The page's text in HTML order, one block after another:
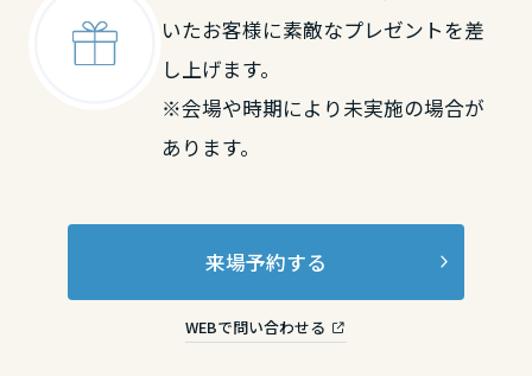
いたお客様に素敵なプレゼントを差
し上げます。
※会場や時期により未実施の場合が
あります。
来場予約する
WEBで問い合わせる